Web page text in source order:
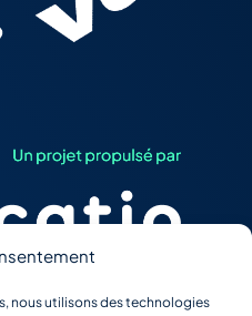
nous utilisons des technologies